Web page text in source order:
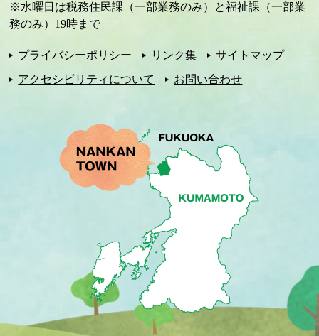
※水曜日は税務住民課（一部業務のみ）と福祉課（一部業
務のみ）19時まで
プライバシーポリシー リンク集
サイトマップ
アクセシビリティについて
お問い合わせ